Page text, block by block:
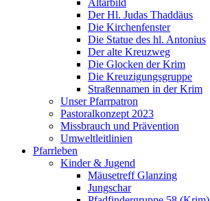
Altarbild
Der Hl. Judas Thaddäus
Die Kirchenfenster
Die Statue des hl. Antonius
Der alte Kreuzweg
Die Glocken der Krim
Die Kreuzigungsgruppe
Straßennamen in der Krim
Unser Pfarrpatron
Pastoralkonzept 2023
Missbrauch und Prävention
Umweltleitlinien
Pfarrleben
Kinder & Jugend
Mäusetreff Glanzing
Jungschar